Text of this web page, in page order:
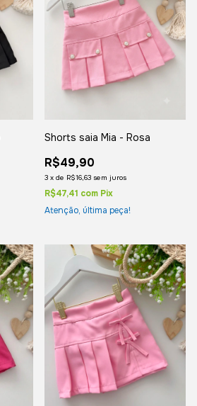
Shorts saia Mia - Rosa
R$49,90
3 x de R$16,63 sem juros
R$47,41 com Pix
Atenção, última peça!